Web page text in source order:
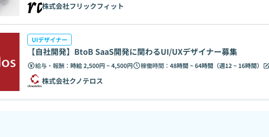
株式会社フリックフィット
UIデザイナー
【自社開発】BtoB SaaS開発に関わるUI/UXデザイナー募集
給与・報酬： 時給 2,500円 ~ 4,500円 稼働時間： 48時間 ~ 64時間（週12 ~ 16時間）
株式会社クノテロス